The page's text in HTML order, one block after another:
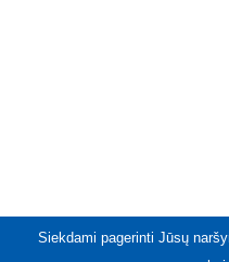
Siekdami pagerinti Jūsų